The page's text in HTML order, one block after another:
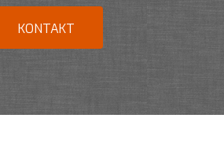
KONTAKT